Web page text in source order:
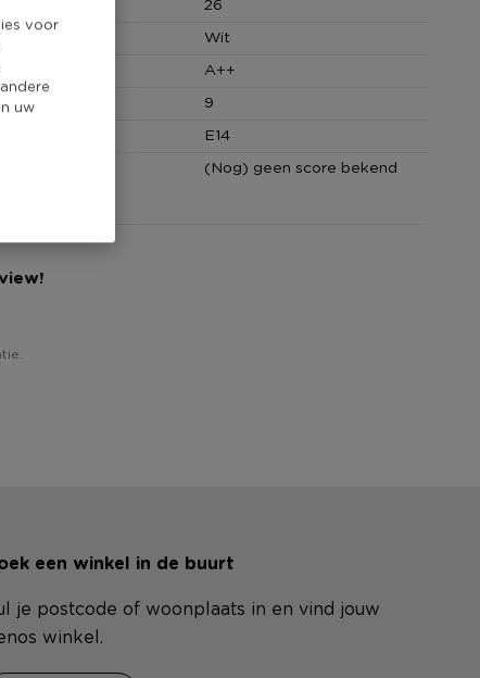
voor
uw
Wit
A++
9
E14
(Nog) geen score bekend
een winkel in de buurt
je postcode of woonplaats in en vind jouw
winkel.